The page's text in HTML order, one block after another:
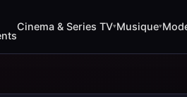
Cinema & Series TV▾Musique▾